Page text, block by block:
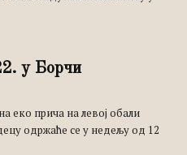
у Борчи
еко прича на левој обали
одржаће се у недељу од 12